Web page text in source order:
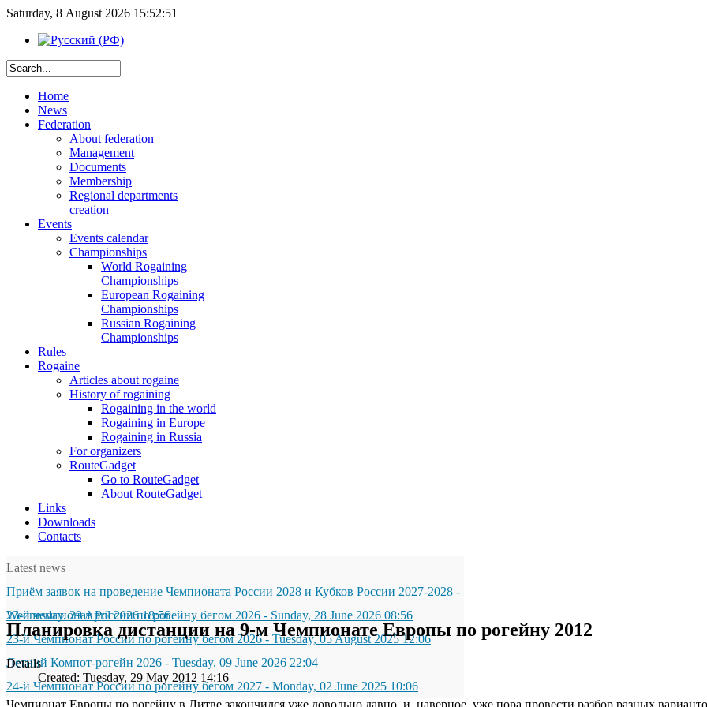
Saturday, 8 August 2026 15:52:51
Home
News
Federation
About federation
Management
Documents
Membership
Regional departments
creation
Events
Events calendar
Championships
World Rogaining
Championships
European Rogaining
Championships
Russian Rogaining
Championships
Rules
Rogaine
Articles about rogaine
History of rogaining
Rogaining in the world
Rogaining in Europe
Rogaining in Russia
For organizers
RouteGadget
Go to RouteGadget
About RouteGadget
Links
Downloads
Contacts
Latest news
Приём заявок на проведение Чемпионата России 2028 и Кубков России 2027-2028 -
Wednesday, 29 April 2026 18:56
23-й чемпионат России по рогейну бегом 2026 - Sunday, 28 June 2026 08:56
23-й Чемпионат России по рогейну бегом 2026- Tuesday, 05 August 2025 12:06
Летний Компот-рогейн 2026 - Tuesday, 09 June 2026 22:04
24-й Чемпионат России по рогейну бегом 2027 - Monday, 02 June 2025 10:06
Планировка дистанции на 9-м Чемпионате Европы по рогейну 2012
Details
Created: Tuesday, 29 May 2012 14:16
Чемпионат Европы по рогейну в Литве закончился уже довольно давно, и, наверное, уже пора провести разбор разных